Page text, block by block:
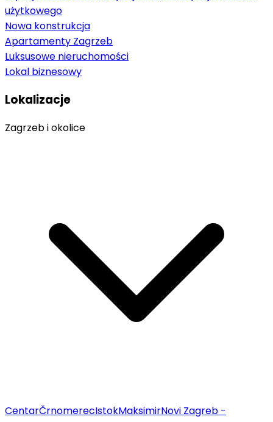
użytkowego
Nowa konstrukcja
Apartamenty Zagrzeb
Luksusowe nieruchomości
Lokal biznesowy
Lokalizacje
Zagrzeb i okolice
CentarČrnomerecIstokMaksimirNovi Zagreb -